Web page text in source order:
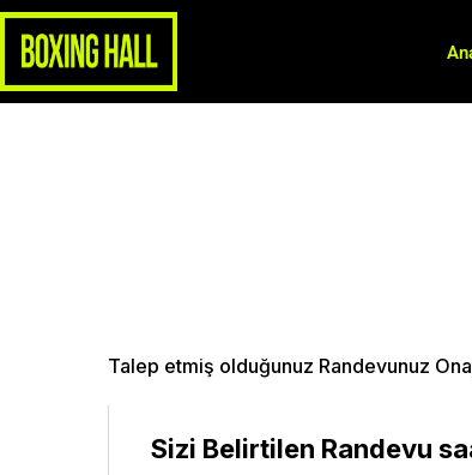
Talep etmiş olduğunuz Randevunuz
Sizi Belirtilen Randevu